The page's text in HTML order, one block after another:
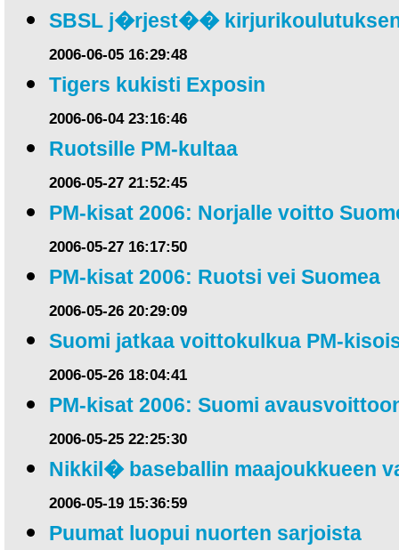
SBSL j�rjest�� kirjurikoulutuksen
2006-06-05 16:29:48
Tigers kukisti Exposin
2006-06-04 23:16:46
Ruotsille PM-kultaa
2006-05-27 21:52:45
PM-kisat 2006: Norjalle voitto
2006-05-27 16:17:50
PM-kisat 2006: Ruotsi vei Suomea
2006-05-26 20:29:09
Suomi jatkaa voittokulkua PM-
2006-05-26 18:04:41
PM-kisat 2006: Suomi
2006-05-25 22:25:30
Nikkil� baseballin maajoukkueen
2006-05-19 15:36:59
Puumat luopui nuorten sarjoista